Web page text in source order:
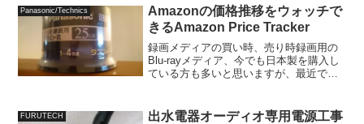
タビライザーを挿し込むだけでもかなり
音が変わるこ...
Panasonic/Technics
Amazonの価格推移をウォッチで
きるAmazon Price Tracker
録画メディアの買い時、売り時録画用の
Blu-rayメディア、今でも日本製を購入し
ている方も多いと思いますが、最近では
いています。古い4倍速のBD-Rが高値...
FURUTECH
出水電器オーディオ専用電源工事